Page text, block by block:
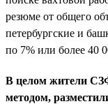
резюме от общего
петербургские и
по 7% или более 40
В целом жители
методом,